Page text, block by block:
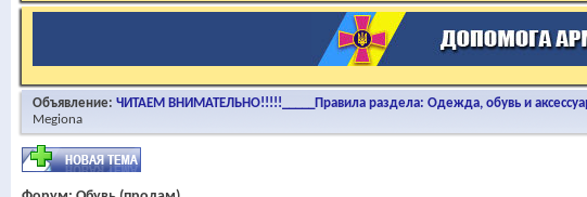
Объявление: ЧИТАЕМ ВНИМАТЕЛЬНО!!!!!_____Правила раздела: Одежда, обувь и
Megiona